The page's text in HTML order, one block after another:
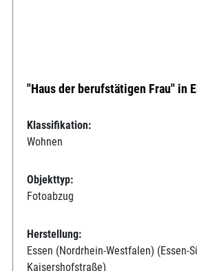
"Haus der berufstätigen Frau" in
Klassifikation:
Wohnen
Objekttyp:
Fotoabzug
Herstellung:
Essen (Nordrhein-Westfalen) (Essen-
Kaisershofstraße)